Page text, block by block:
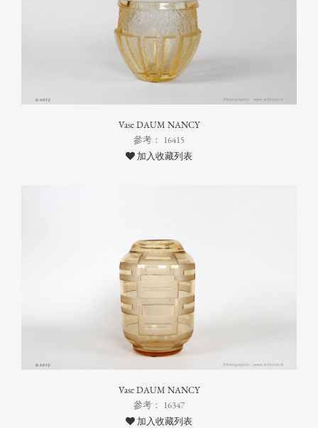
Vase DAUM NANCY
參考： 16415
加入收藏列表
Vase DAUM NANCY
參考： 16347
加入收藏列表